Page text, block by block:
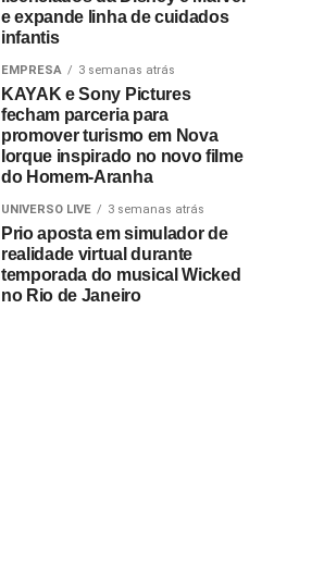
e expande linha de cuidados
infantis
EMPRESA 3 semanas atrás
KAYAK e Sony Pictures
fecham parceria para
promover turismo em Nova
Iorque inspirado no novo filme
do Homem-Aranha
UNIVERSO LIVE 3 semanas atrás
Prio aposta em simulador de
realidade virtual durante
temporada do musical Wicked
no Rio de Janeiro